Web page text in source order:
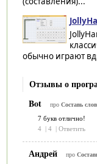
обычно играют
Отзывы о
Bot
про Составь
7 букв отлично!
4
4 Ответить
Андрей про